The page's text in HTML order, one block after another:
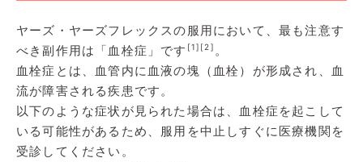
ヤーズ・ヤーズフレックスの服用において、最も注意す
べき副作用は「血栓症」です [1] [2] 。
血栓症とは、血管内に血液の塊（血栓）が形成され、血
流が障害される疾患です。
以下のような症状が見られた場合は、血栓症を起こして
いる可能性があるため、服用を中止しすぐに医療機関を
受診してください。